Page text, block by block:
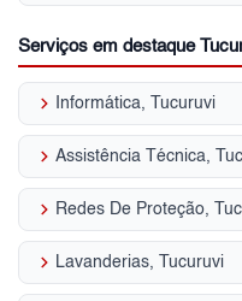
Serviços em destaque
keyboard_arrow_right Informática, Tucuruvi
keyboard_arrow_right Assistência Técnica,
keyboard_arrow_right Redes De Proteção,
keyboard_arrow_right Lavanderias, Tucuruvi